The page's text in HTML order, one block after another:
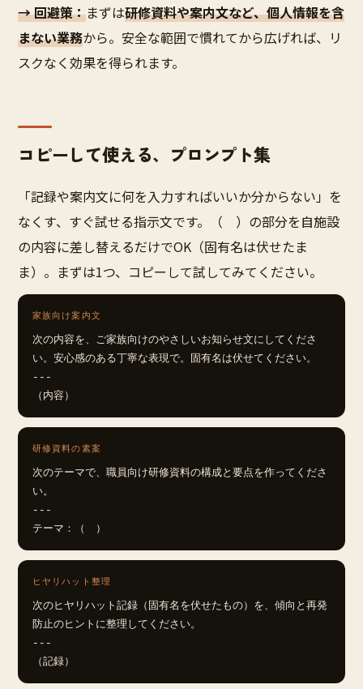
→ 回避策：まずは研修資料や案内文など、個人情報を含
まない業務から。安全な範囲で慣れてから広げれば、リ
スクなく効果を得られます。
コピーして使える、プロンプト集
「記録や案内文に何を入力すればいいか分からない」を
なくす、すぐ試せる指示文です。（ ）の部分を自施設
の内容に差し替えるだけでOK（固有名は伏せたま
ま）。まずは1つ、コピーして試してみてください。
家族向け案内文
次の内容を、ご家族向けのやさしいお知らせ文にしてくださ
い。安心感のある丁寧な表現で。固有名は伏せてください。
---
（内容）
研修資料の素案
次のテーマで、職員向け研修資料の構成と要点を作ってくださ
い。
---
テーマ：（　）
ヒヤリハット整理
次のヒヤリハット記録（固有名を伏せたもの）を、傾向と再発
防止のヒントに整理してください。
---
（記録）